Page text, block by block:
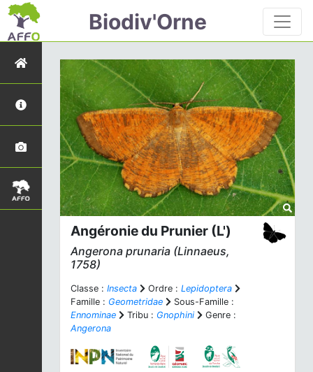
Biodiv'Orne
Angéronie du Prunier (L')
Angerona prunaria (Linnaeus,
1758)
Classe : Insecta Ordre : Lepidoptera
Famille : Geometridae
Sous-Famille :
Ennominae
Tribu : Gnophini
Genre :
Angerona